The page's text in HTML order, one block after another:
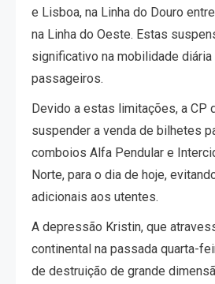
e Lisboa, na Linha do Douro
na Linha do Oeste. Estas
significativo na mobilidade
passageiros.
Devido a estas limitações, a CP
suspender a venda de bilhetes
comboios Alfa Pendular e
Norte, para o dia de hoje,
adicionais aos utentes.
A depressão Kristin, que
continental na passada quarta-
de destruição de grande